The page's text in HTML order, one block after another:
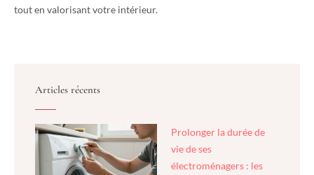
tout en valorisant votre intérieur.
Articles récents
Prolonger la durée de
vie de ses
électroménagers : les